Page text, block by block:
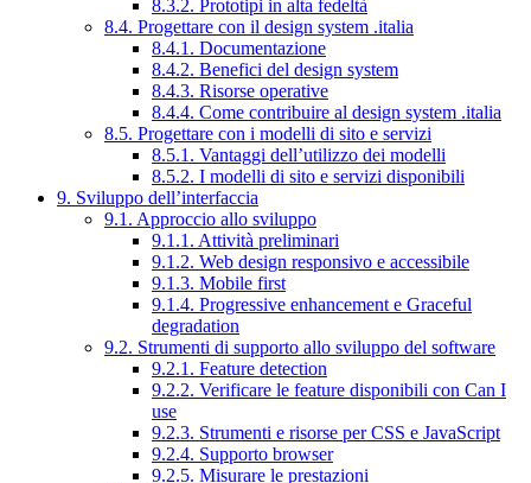
8.3.2. Prototipi in alta fedeltà
8.4. Progettare con il design system .italia
8.4.1. Documentazione
8.4.2. Benefici del design system
8.4.3. Risorse operative
8.4.4. Come contribuire al design system .italia
8.5. Progettare con i modelli di sito e servizi
8.5.1. Vantaggi dell’utilizzo dei modelli
8.5.2. I modelli di sito e servizi disponibili
9. Sviluppo dell’interfaccia
9.1. Approccio allo sviluppo
9.1.1. Attività preliminari
9.1.2. Web design responsivo e accessibile
9.1.3. Mobile first
9.1.4. Progressive enhancement e Graceful
degradation
9.2. Strumenti di supporto allo sviluppo del software
9.2.1. Feature detection
9.2.2. Verificare le feature disponibili con Can I
use
9.2.3. Strumenti e risorse per CSS e JavaScript
9.2.4. Supporto browser
9.2.5. Misurare le prestazioni